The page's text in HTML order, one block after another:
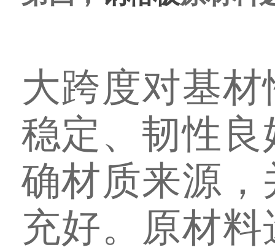
大跨度对基
稳定、韧性
确材质来源
充好。原材